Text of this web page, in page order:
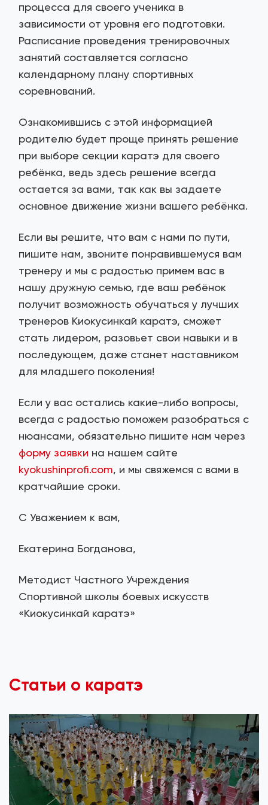
процесса для своего ученика в
зависимости от уровня его подготовки.
Расписание проведения тренировочных
занятий составляется согласно
календарному плану спортивных
соревнований.
Ознакомившись с этой информацией
родителю будет проще принять решение
при выборе секции каратэ для своего
ребёнка, ведь здесь решение всегда
остается за вами, так как вы задаете
основное движение жизни вашего ребёнка.
Если вы решите, что вам с нами по пути,
пишите нам, звоните понравившемуся вам
тренеру и мы с радостью примем вас в
нашу дружную семью, где ваш ребёнок
получит возможность обучаться у лучших
тренеров Киокусинкай каратэ, сможет
стать лидером, разовьет свои навыки и в
последующем, даже станет наставником
для младшего поколения!
Если у вас остались какие-либо вопросы,
всегда с радостью поможем разобраться с
нюансами, обязательно пишите нам через
форму заявки на нашем сайте
kyokushinprofi.com, и мы свяжемся с вами в
кратчайшие сроки.
С Уважением к вам,
Екатерина Богданова,
Методист Частного Учреждения
Спортивной школы боевых искусств
«Киокусинкай каратэ»
Статьи о каратэ